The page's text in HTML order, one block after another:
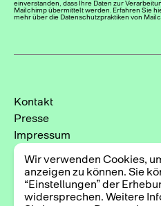
einverstanden, dass Ihre Daten zur
Mailchimp übermittelt werden. Erfahren Sie
mehr über die Datenschutzpraktiken von
Kontakt
Presse
Impressum
Datenschutzerklärung
Cookie-Einstellungen
Instagram
Facebook
Wir verwenden Cookies,
anzeigen zu können. Sie
“Einstellungen” der
widersprechen. Weitere